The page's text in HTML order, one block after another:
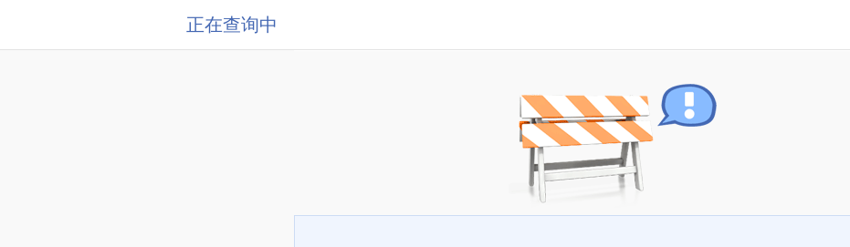
正在查询中